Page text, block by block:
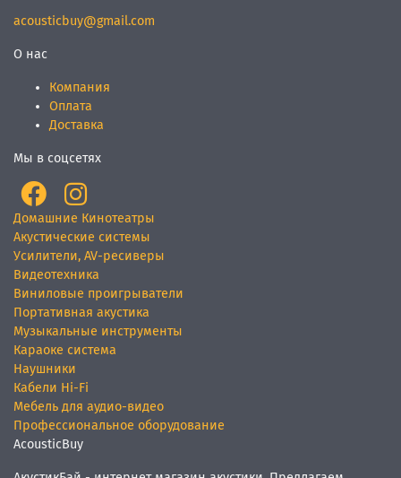
acousticbuy@gmail.com
О нас
Компания
Оплата
Доставка
Мы в соцсетях
Домашние Кинотеатры
Акустические системы
Усилители, AV-ресиверы
Видеотехника
Виниловые проигрыватели
Портативная акустика
Музыкальные инструменты
Караоке система
Наушники
Кабели Hi-Fi
Мебель для аудио-видео
Профессиональное оборудование
AcousticBuy